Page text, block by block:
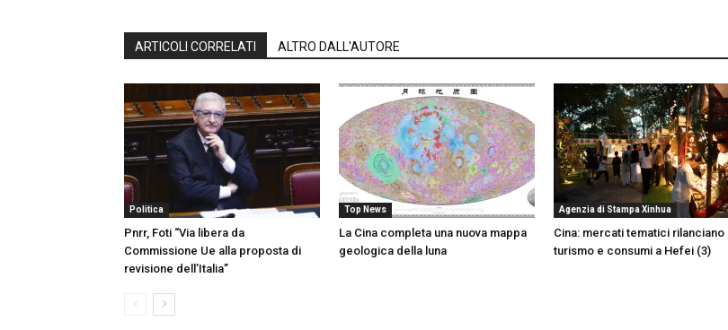
ARTICOLI CORRELATI ALTRO DALL'AUTORE
Politica
Pnrr, Foti “Via libera da
Commissione Ue alla proposta di
revisione dell’Italia”
Top News
La Cina completa una nuova mappa
geologica della luna
Agenzia di Stampa Xinhua
Cina: mercati tematici rilanciano
turismo e consumi a Hefei (3)